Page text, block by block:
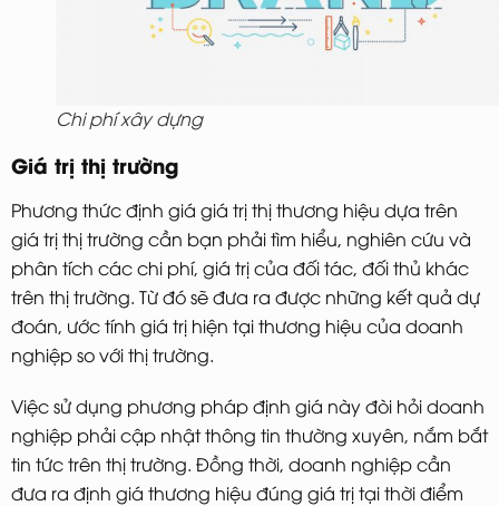
Chi phí xây dựng
Giá trị thị trường
Phương thức định giá giá trị thị thương hiệu dựa trên
giá trị thị trường cần bạn phải tìm hiểu, nghiên cứu và
phân tích các chi phí, giá trị của đối tác, đối thủ khác
trên thị trường. Từ đó sẽ đưa ra được những kết quả dự
đoán, ước tính giá trị hiện tại thương hiệu của doanh
nghiệp so với thị trường.
Việc sử dụng phương pháp định giá này đòi hỏi doanh
nghiệp phải cập nhật thông tin thường xuyên, nắm bắt
tin tức trên thị trường. Đồng thời, doanh nghiệp cần
đưa ra định giá thương hiệu đúng giá trị tại thời điểm